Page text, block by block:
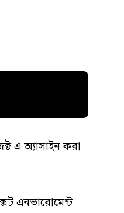
এ অ্যাসাইন করা
এনভারোমেন্ট